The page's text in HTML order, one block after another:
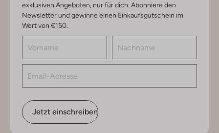
exklusiven Angeboten, nur für dich. Abonniere den
Newsletter und gewinne einen Einkaufsgutschein im
Wert von €150.
Jetzt einschreiben